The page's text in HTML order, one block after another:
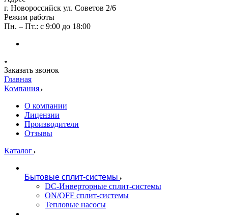
г. Новороссийск ул. Советов 2/6
Режим работы
Пн. – Пт.: с 9:00 до 18:00
Заказать звонок
Главная
Компания
О компании
Лицензии
Производители
Отзывы
Каталог
Бытовые сплит-системы
DC-Инверторные сплит-системы
ON/OFF сплит-системы
Тепловые насосы